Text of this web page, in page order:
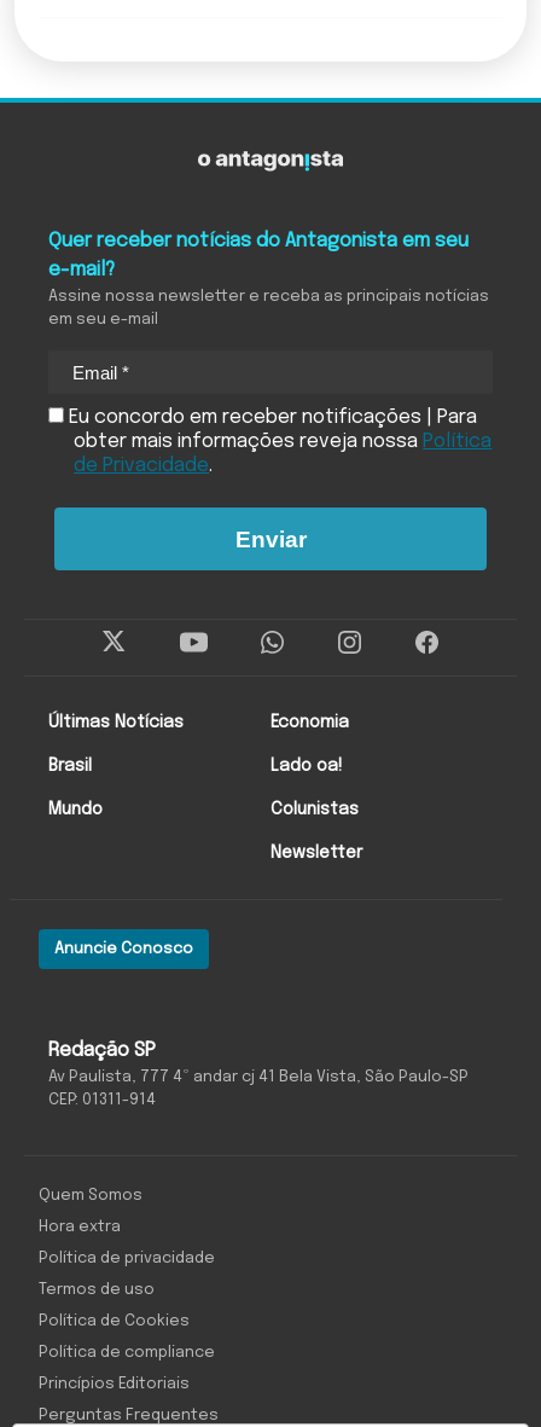
Redação SP
Av Paulista, 777 4º andar cj 41 Bela Vista, São Paulo-SP
CEP: 01311-914
Anuncie Conosco
Últimas Notícias
Brasil
Mundo
Economia
Lado oa!
Colunistas
Newsletter
Quer receber notícias do Antagonista em seu
e-mail?
Assine nossa newsletter e receba as principais notícias
em seu e-mail
Eu concordo em receber notificações | Para
obter mais informações reveja nossa Política
de Privacidade.
Enviar
Quem Somos
Hora extra
Política de privacidade
Termos de uso
Política de Cookies
Política de compliance
Princípios Editoriais
Perguntas Frequentes